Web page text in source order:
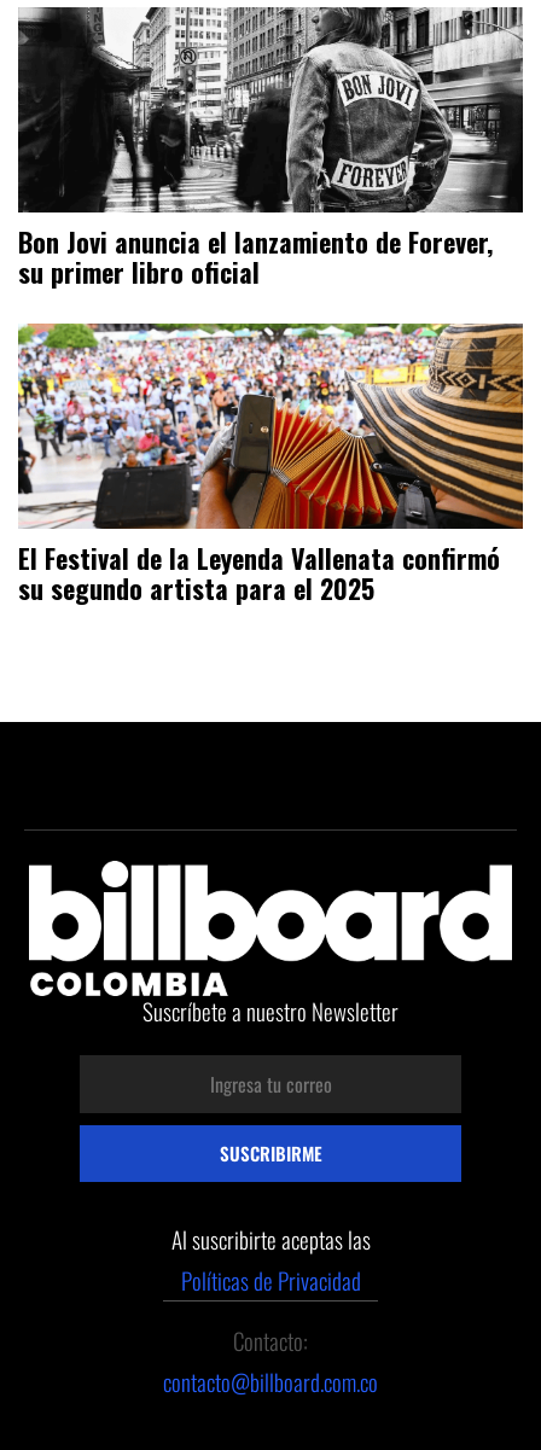
Bon Jovi anuncia el lanzamiento de Forever,
su primer libro oficial
El Festival de la Leyenda Vallenata confirmó
su segundo artista para el 2025
Suscríbete a nuestro Newsletter
Al suscribirte aceptas las
Políticas de Privacidad
Contacto:
contacto@billboard.com.co